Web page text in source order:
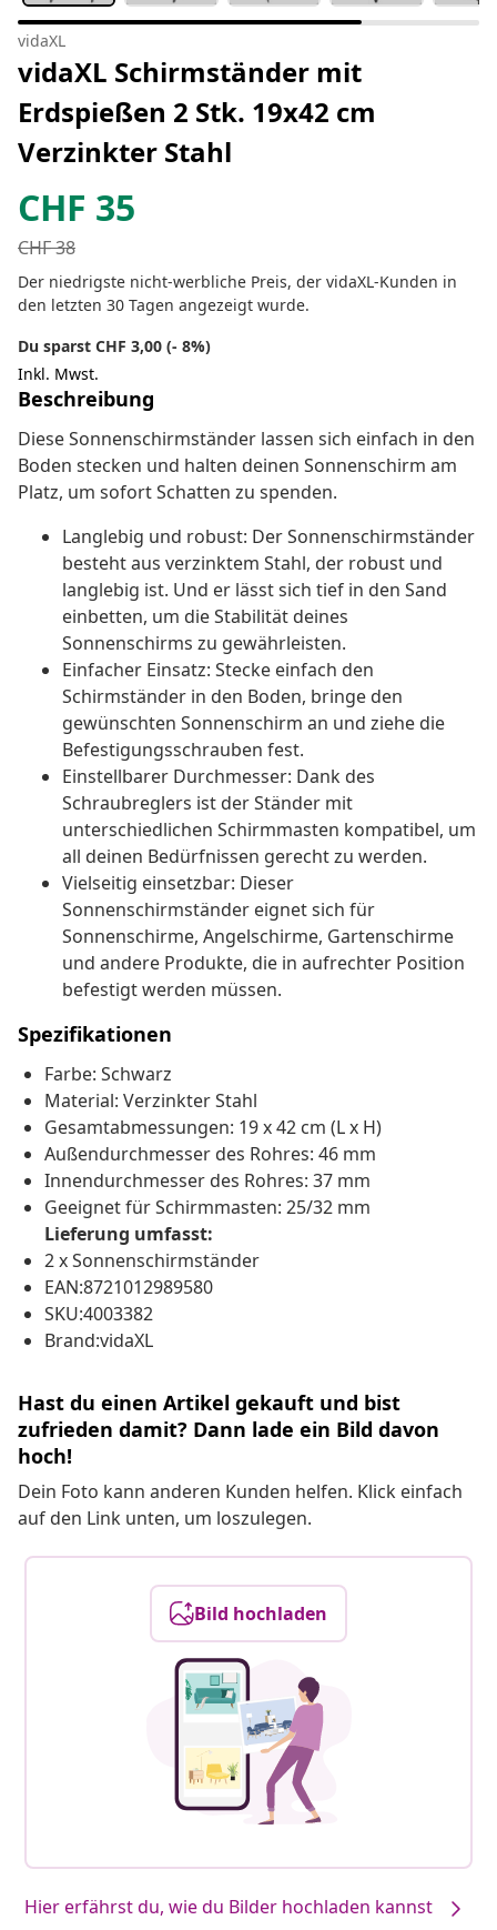
vidaXL
vidaXL Schirmständer mit
Erdspießen 2 Stk. 19x42 cm
Verzinkter Stahl
CHF 35
CHF38
Der niedrigste nicht-werbliche Preis, der vidaXL-Kunden in
den letzten 30 Tagen angezeigt wurde.
Du sparst CHF 3,00 (- 8%)
Inkl. Mwst.
Beschreibung
Diese Sonnenschirmständer lassen sich einfach in den
Boden stecken und halten deinen Sonnenschirm am
Platz, um sofort Schatten zu spenden.
Langlebig und robust: Der Sonnenschirmständer
besteht aus verzinktem Stahl, der robust und
langlebig ist. Und er lässt sich tief in den Sand
einbetten, um die Stabilität deines
Sonnenschirms zu gewährleisten.
Einfacher Einsatz: Stecke einfach den
Schirmständer in den Boden, bringe den
gewünschten Sonnenschirm an und ziehe die
Befestigungsschrauben fest.
Einstellbarer Durchmesser: Dank des
Schraubreglers ist der Ständer mit
unterschiedlichen Schirmmasten kompatibel, um
all deinen Bedürfnissen gerecht zu werden.
Vielseitig einsetzbar: Dieser
Sonnenschirmständer eignet sich für
Sonnenschirme, Angelschirme, Gartenschirme
und andere Produkte, die in aufrechter Position
befestigt werden müssen.
Spezifikationen
Farbe: Schwarz
Material: Verzinkter Stahl
Gesamtabmessungen: 19 x 42 cm (L x H)
Außendurchmesser des Rohres: 46 mm
Innendurchmesser des Rohres: 37 mm
Geeignet für Schirmmasten: 25/32 mm
Lieferung umfasst:
2 x Sonnenschirmständer
EAN:8721012989580
SKU:4003382
Brand:vidaXL
Hast du einen Artikel gekauft und bist
zufrieden damit? Dann lade ein Bild davon
hoch!
Dein Foto kann anderen Kunden helfen. Klick einfach
auf den Link unten, um loszulegen.
Bild hochladen
Hier erfährst du, wie du Bilder hochladen kannst